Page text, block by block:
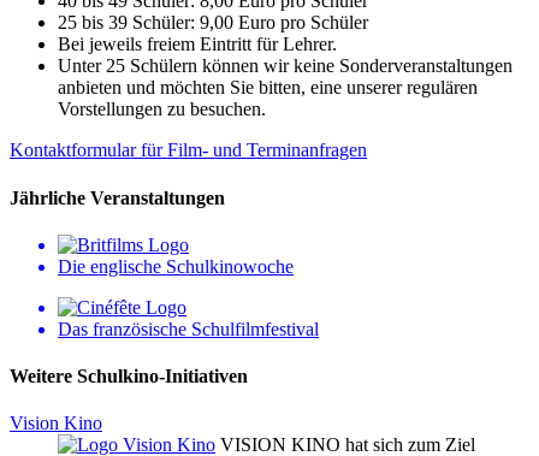
25 bis 39 Schüler: 9,00 Euro pro Schüler
Bei jeweils freiem Eintritt für Lehrer.
Unter 25 Schülern können wir keine Sonderveranstaltungen
anbieten und möchten Sie bitten, eine unserer regulären
Vorstellungen zu besuchen.
Kontaktformular für Film- und Terminanfragen
Jährliche Veranstaltungen
Die englische Schulkinowoche
Das französische Schulfilmfestival
Weitere Schulkino-Initiativen
Vision Kino
VISION KINO hat sich zum Ziel